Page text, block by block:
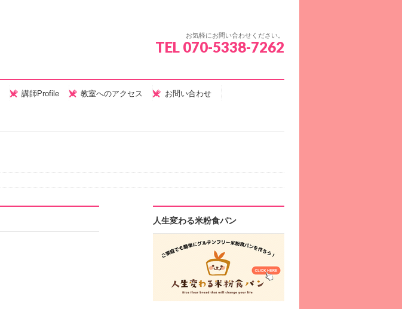
お気軽にお問い合わせください。
TEL 070-5338-7262
講師Profile 教室へのアクセス お問い合わせ
人生変わる米粉食パン